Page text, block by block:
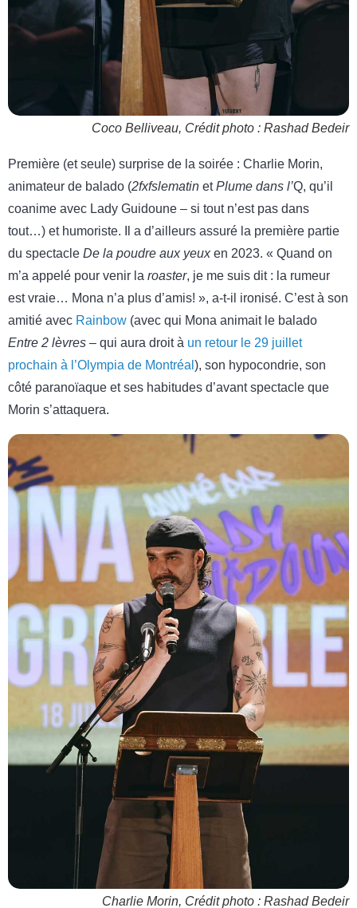
Coco Belliveau, Crédit photo : Rashad Bedeir
Première (et seule) surprise de la soirée : Charlie Morin,
animateur de balado (2fxfslematin etPlume dans l’Q, qu’il
coanime avec Lady Guidoune – si tout n’est pas dans
tout…) et humoriste. Il a d’ailleurs assuré la première partie
du spectacle De la poudre aux yeuxen 2023. « Quand on
m’a appelé pour venir la roaster, je me suis dit : la rumeur
est vraie… Mona n’a plus d’amis! », a-t-il ironisé. C’est à son
amitié avec Rainbow (avec qui Mona animait le balado
Entre 2 lèvres – qui aura droit à un retour le 29 juillet
prochain à l’Olympia de Montréal ), son hypocondrie, son
côté paranoïaque et ses habitudes d’avant spectacle que
Morin s’attaquera.
Charlie Morin, Crédit photo : Rashad Bedeir